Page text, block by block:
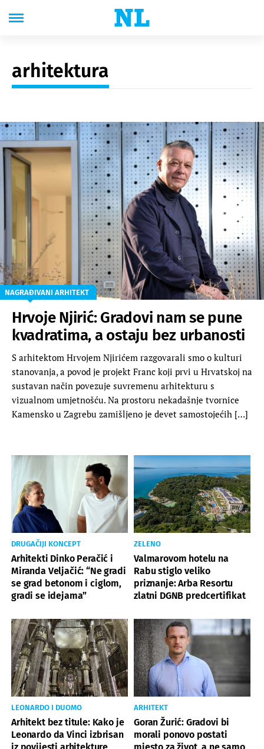
arhitektura
NAGRAĐIVANI ARHITEKT
Hrvoje Njirić: Gradovi nam se pune
kvadratima, a ostaju bez urbanosti
S arhitektom Hrvojem Njirićem razgovarali smo o kulturi
stanovanja, a povod je projekt Franc koji prvi u Hrvatskoj na
sustavan način povezuje suvremenu arhitekturu s
vizualnom umjetnošću. Na prostoru nekadašnje tvornice
Kamensko u Zagrebu zamišljeno je devet samostojećih […]
DRUGAČIJI KONCEPT
Arhitekti Dinko Peračić i
Miranda Veljačić: “Ne gradi
se grad betonom i ciglom,
gradi se idejama”
ZELENO
Valmarovom hotelu na
Rabu stiglo veliko
priznanje: Arba Resortu
zlatni DGNB predcertifikat
LEONARDO I DUOMO
Arhitekt bez titule: Kako je
Leonardo da Vinci izbrisan
ARHITEKT
Goran Žurić: Gradovi bi
morali ponovo postati